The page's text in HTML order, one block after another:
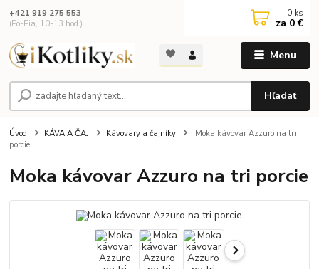
Menu
Hľadať
+421 919 275 553
(Po-Pia, 10-13 hod.)
0 ks
za 0 €
Úvod KÁVA A ČAJ Kávovary a čajníky
Moka kávovar Azzuro na tri
porcie
Moka kávovar Azzuro na tri porcie